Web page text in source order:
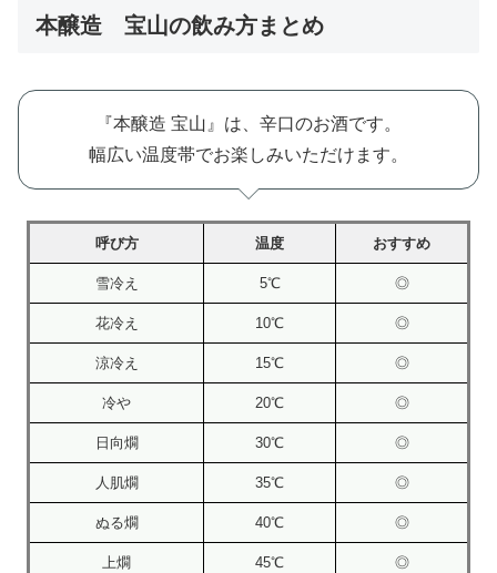
本醸造 宝山の飲み方まとめ
『本醸造 宝山』は、辛口のお酒です。
幅広い温度帯でお楽しみいただけます。
呼び方 温度 おすすめ
雪冷え 5℃ ◎
花冷え 10℃ ◎
涼冷え 15℃ ◎
冷や 20℃ ◎
日向燗 30℃ ◎
人肌燗 35℃ ◎
ぬる燗 40℃ ◎
上燗 45℃ ◎